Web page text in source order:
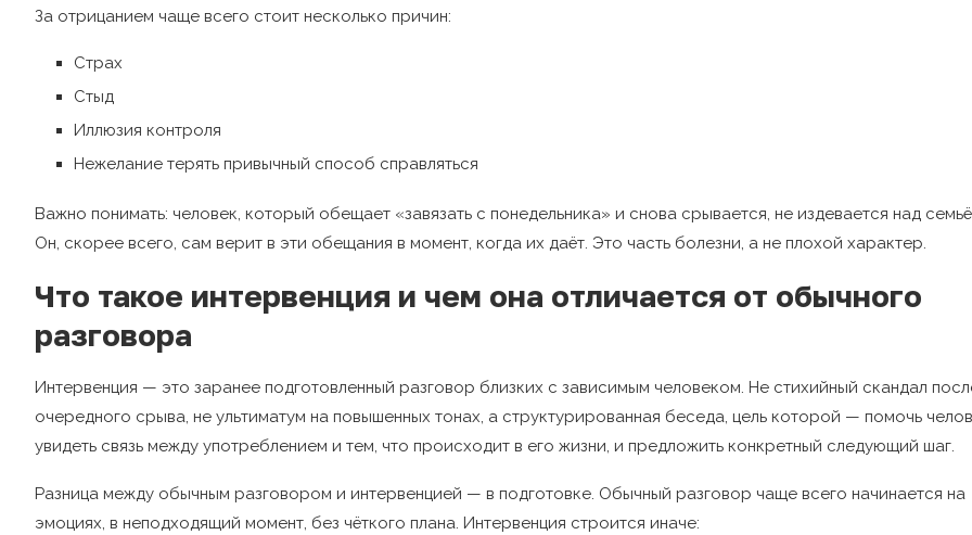
За отрицанием чаще всего стоит несколько причин:
Страх
Стыд
Иллюзия контроля
Нежелание терять привычный способ справляться
Важно понимать: человек, который обещает «завязать с понедельника» и снова срывается, не издевается над
Он, скорее всего, сам верит в эти обещания в момент, когда их даёт. Это часть болезни, а не плохой характер.
Что такое интервенция и чем она отличается от обычного
разговора
Интервенция — это заранее подготовленный разговор близких с зависимым человеком. Не стихийный скандал
очередного срыва, не ультиматум на повышенных тонах, а структурированная беседа, цель которой — помочь
увидеть связь между употреблением и тем, что происходит в его жизни, и предложить конкретный следующий шаг.
Разница между обычным разговором и интервенцией — в подготовке. Обычный разговор чаще всего начинается на
эмоциях, в неподходящий момент, без чёткого плана. Интервенция строится иначе: